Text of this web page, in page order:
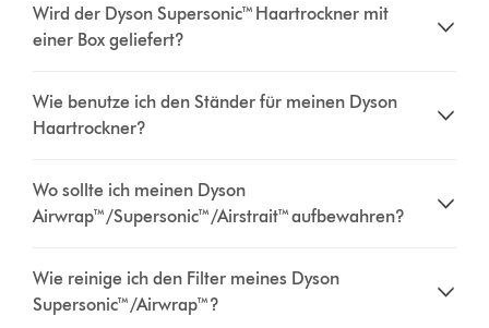
Wird der Dyson Supersonic™ Haartrockner mit
einer Box geliefert?
Wie benutze ich den Ständer für meinen Dyson
Haartrockner?
Wo sollte ich meinen Dyson
Airwrap™/Supersonic™/Airstrait™ aufbewahren?
Wie reinige ich den Filter meines Dyson
Supersonic™/Airwrap™?